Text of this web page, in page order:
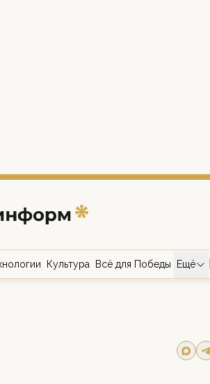
Культура Всё для Победы Ещё